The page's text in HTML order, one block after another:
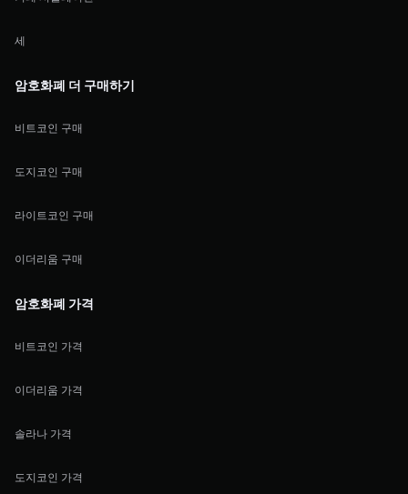
세
암호화폐 더 구매하기
비트코인 구매
도지코인 구매
라이트코인 구매
이더리움 구매
암호화폐 가격
비트코인 가격
이더리움 가격
솔라나 가격
도지코인 가격